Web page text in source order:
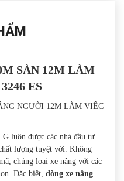
SÀN 12M LÀM
ES
NGƯỜI 12M LÀM VIỆC
luôn được các nhà đầu tư
lượng tuyệt vời. Không
chủng loại xe nâng với các
Đặc biệt, dòng xe nâng